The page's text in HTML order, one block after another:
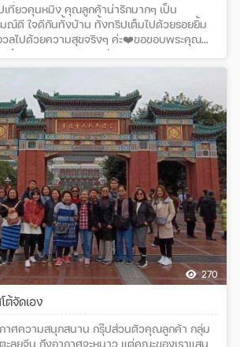
ที่ยวคุนหมิง คุณลูกค้าน่ารักมากๆ เป็น
ณ์ดี ใจดีกันทั้งบ้าน ทั้งทริปเต็มไปด้วยรอยยิ้ม
อวลไปด้วยความสุขจริงๆ ค่ะ❤️ขอขอบพระคุณ
ง 22 ท่านด้วยนะคะที่สนับสนุนกัสโต้ เวิลด์
แกรมทัวร์ : คุนหมิง ลี่เจียง แชงกรีล่า ภูเขาหิมะ
) โดยสายการบิน Kunming Airlines (KY)
ต้จัดเอง
270
าศความสนุกสนาน กรุ๊ปส่วนตัวคุณลูกค้า กลุ่ม
ะลุยจีน ถึงอากาศจะหนาว แต่คณะของเราแสน